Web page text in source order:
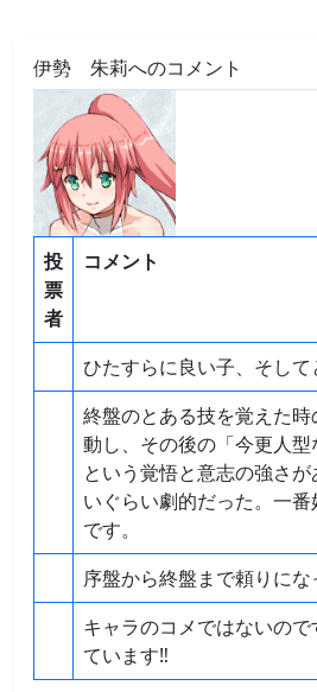
伊勢 朱莉へのコメント
投
票
者
コメント
ひたすらに良い子、そし
終盤のとある技を覚えた
動し、その後の「今更人型
という覚悟と意志の強さ
いぐらい劇的だった。一
です。
序盤から終盤まで頼りに
キャラのコメではないの
ています‼